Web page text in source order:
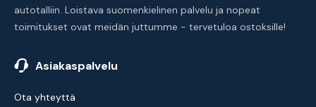
autotalliin. Loistava suomenkielinen palvelu ja nopeat
toimitukset ovat meidän juttumme - tervetuloa ostoksille!
Asiakaspalvelu
Ota yhteyttä